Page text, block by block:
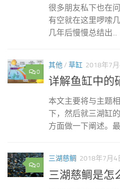
很多朋友私下也在
有空就在这里啰嗦
几年后慢慢总结出...
0
其他/ 草缸 2018年7月
详解鱼缸中的
本文主要将与主题
下，然后就三湖缸
方面做一下阐述。
0
三湖慈鲷 2018年7月4
三湖慈鲷是怎